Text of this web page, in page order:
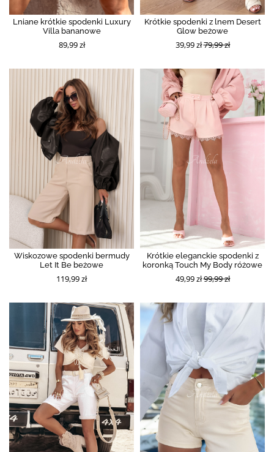
Lniane krótkie spodenki Luxury
Villa bananowe
89,99 zł
Krótkie spodenki z lnem Desert
Glow beżowe
39,99 zł79,99 zł
Wiskozowe spodenki bermudy
Let It Be beżowe
119,99 zł
Krótkie eleganckie spodenki z
koronką Touch My Body różowe
49,99 zł99,99 zł